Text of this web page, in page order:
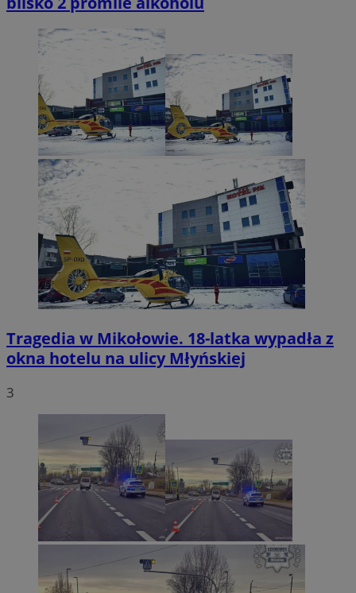
Tragedia w Mikołowie. 18-latka wypadła z
okna hotelu na ulicy Młyńskiej
3